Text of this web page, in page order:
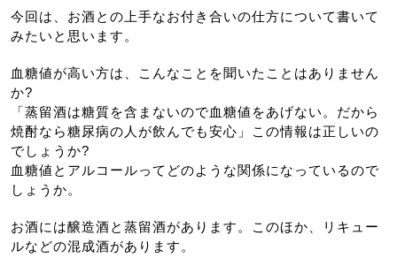
今回は、お酒との上手なお付き合いの仕方について書いて
みたいと思います。
血糖値が高い方は、こんなことを聞いたことはありません
か?
「蒸留酒は糖質を含まないので血糖値をあげない。だから
焼酎なら糖尿病の人が飲んでも安心」この情報は正しいの
でしょうか?
血糖値とアルコールってどのような関係になっているので
しょうか。
お酒には醸造酒と蒸留酒があります。このほか、リキュー
ルなどの混成酒があります。